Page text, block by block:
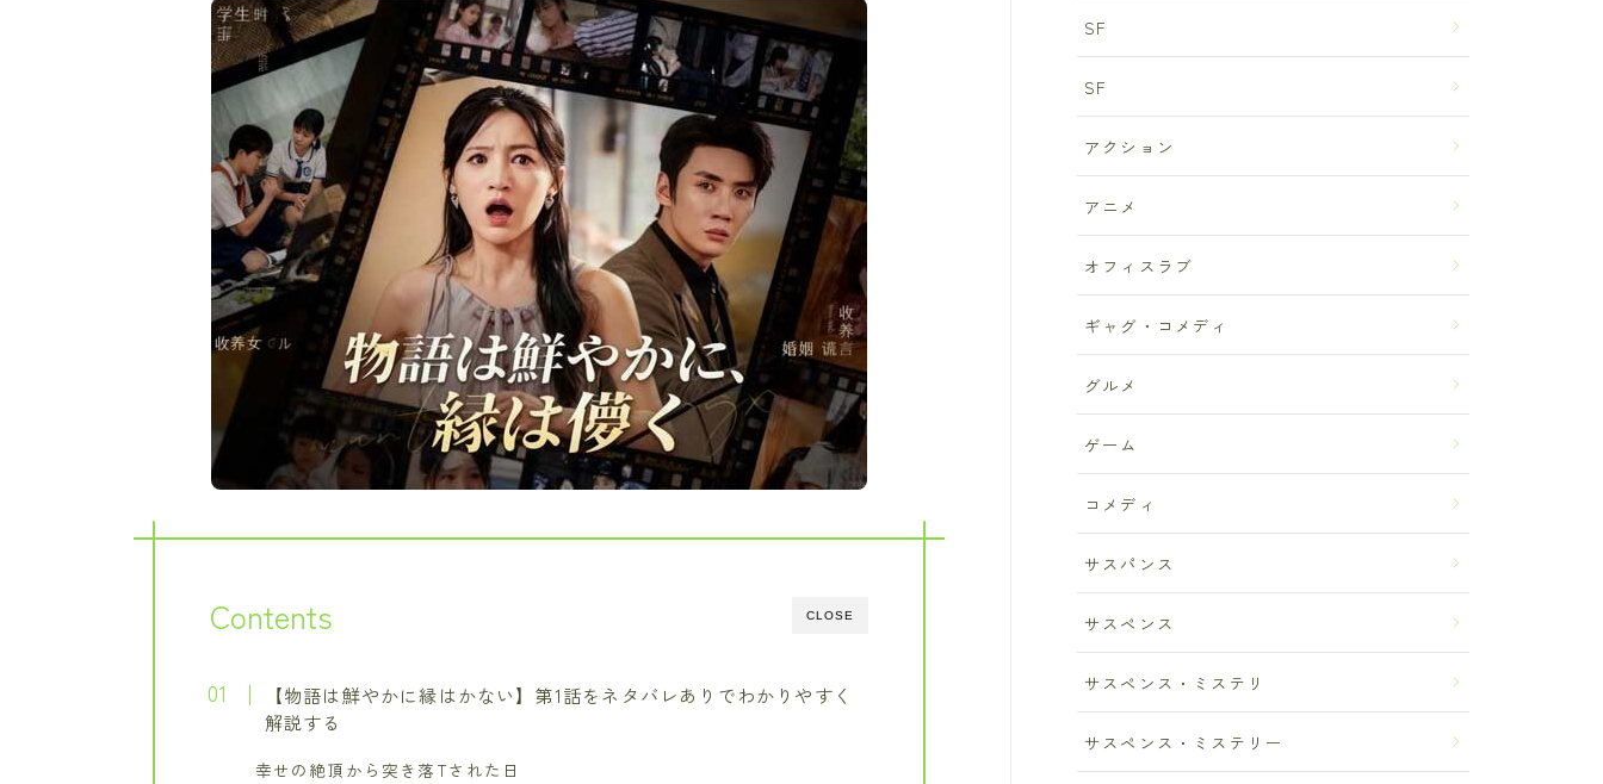
CLOSE
Contents
【物語は鮮やかに縁はかない】第1話をネタバレありでわかりやすく
解説する
幸せの絶頂から突き落Tされた日
SF
SF
アクション
アニメ
オフィスラブ
ギャグ・コメディ
グルメ
ゲーム
コメディ
サスパンス
サスペンス
サスペンス・ミステリ
サスペンス・ミステリー